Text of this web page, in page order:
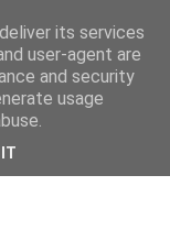
its services
user-agent are
and security
usage